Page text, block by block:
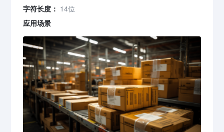
字符长度： 14位
应用场景